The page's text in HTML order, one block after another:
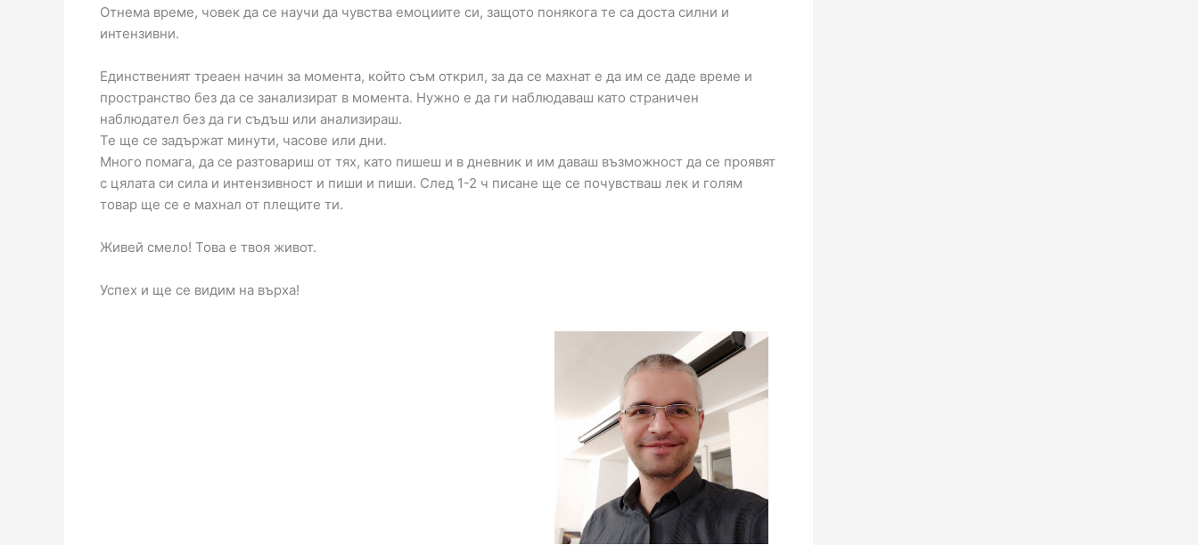
Отнема време, човек да се научи да чувства емоциите си, защото понякога те са доста силни и
интензивни.
Единственият треаен начин за момента, който съм открил, за да се махнат е да им се даде време и
пространство без да се занализират в момента. Нужно е да ги наблюдаваш като страничен
наблюдател без да ги съдъш или анализираш.
Те ще се задържат минути, часове или дни.
Много помага, да се разтовариш от тях, като пишеш и в дневник и им даваш възможност да се проявят
с цялата си сила и интензивност и пиши и пиши. След 1-2 ч писане ще се почувстваш лек и голям
товар ще се е махнал от плещите ти.
Живей смело! Това е твоя живот.
Успех и ще се видим на върха!